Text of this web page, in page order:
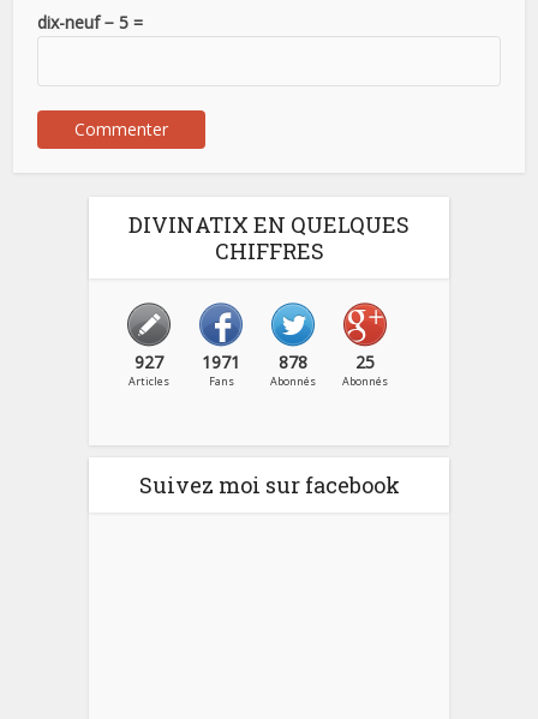
dix-neuf − 5 =
DIVINATIX EN QUELQUES
CHIFFRES
927
Articles
1971
Fans
878
Abonnés
25
Abonnés
Suivez moi sur facebook